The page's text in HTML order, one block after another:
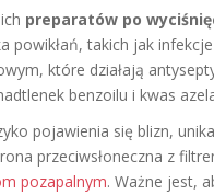
preparatów po
powikłań, takich jak
które działają
benzoilu i kwas
pojawienia się blizn,
przeciwsłoneczna z
pozapalnym. Ważne jest,